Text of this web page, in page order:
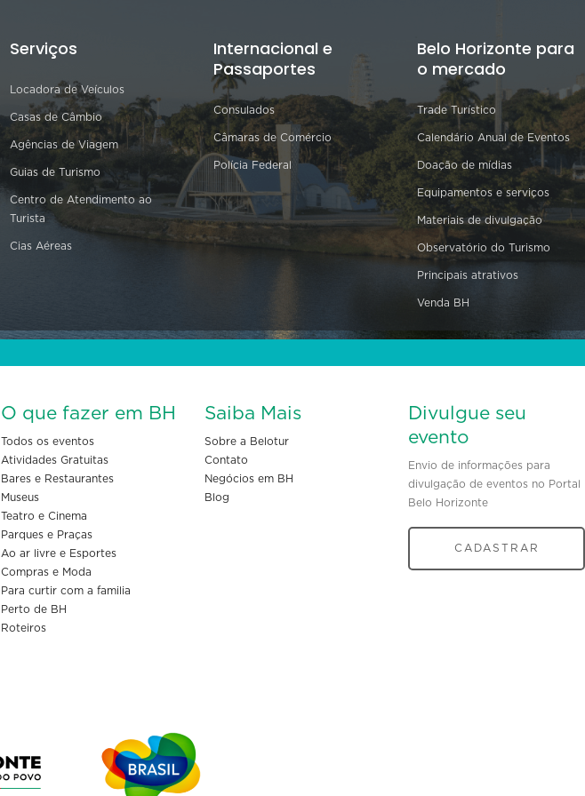
Serviços
Locadora de Veículos
Casas de Câmbio
Agências de Viagem
Guias de Turismo
Centro de Atendimento ao
Turista
Cias Aéreas
Internacional e
Passaportes
Consulados
Câmaras de Comércio
Polícia Federal
Belo Horizonte para
o mercado
Trade Turístico
Calendário Anual de Eventos
Doação de mídias
Equipamentos e serviços
Materiais de divulgação
Observatório do Turismo
Principais atrativos
Venda BH
O que fazer em BH
Todos os eventos
Atividades Gratuitas
Bares e Restaurantes
Museus
Teatro e Cinema
Parques e Praças
Ao ar livre e Esportes
Compras e Moda
Para curtir com a familia
Perto de BH
Roteiros
Saiba Mais
Sobre a Belotur
Contato
Negócios em BH
Blog
Divulgue seu
evento
Envio de informações para
divulgação de eventos no Portal
Belo Horizonte
CADASTRAR